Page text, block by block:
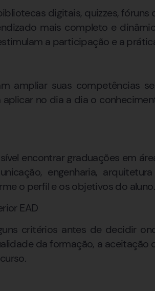
digitais, quizzes, fóruns
mais completo e
a participação e a
ampliar suas competências
no dia a dia o
encontrar graduações em
engenharia,
o perfil e os objetivos do aluno.
EAD
critérios antes de decidir
da formação, a aceitação